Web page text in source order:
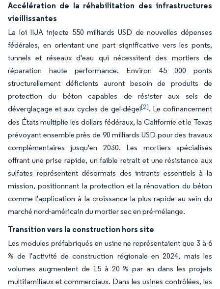
Accélération de la réhabilitation des infrastructures
vieillissantes
La loi IIJA injecte 550 milliards USD de nouvelles dépenses
fédérales, en orientant une part significative vers les ponts,
tunnels et réseaux d'eau qui nécessitent des mortiers de
réparation haute performance. Environ 45 000 ponts
structurellement déficients auront besoin de produits de
protection du béton capables de résister aux sels de
déverglaçage et aux cycles de gel-dégel[2]. Le cofinancement
des États multiplie les dollars fédéraux, la Californie et le Texas
prévoyant ensemble près de 90 milliards USD pour des travaux
complémentaires jusqu'en 2030. Les mortiers spécialisés
offrant une prise rapide, un faible retrait et une résistance aux
sulfates représentent désormais des intrants essentiels à la
mission, positionnant la protection et la rénovation du béton
comme l'application à la croissance la plus rapide au sein du
marché nord-américain du mortier sec en pré-mélange.
Transition vers la construction hors site
Les modules préfabriqués en usine ne représentaient que 3 à 6
% de l'activité de construction régionale en 2024, mais les
volumes augmentent de 15 à 20 % par an dans les projets
multifamiliaux et commerciaux. Dans les usines contrôlées, les